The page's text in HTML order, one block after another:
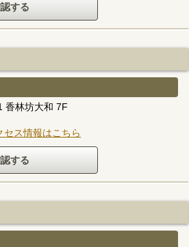
香林坊大和 7F
ス情報はこちら